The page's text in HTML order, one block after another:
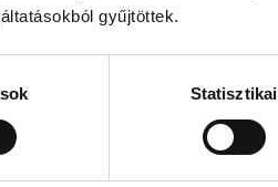
gyűjtöttek.
Statisztikai